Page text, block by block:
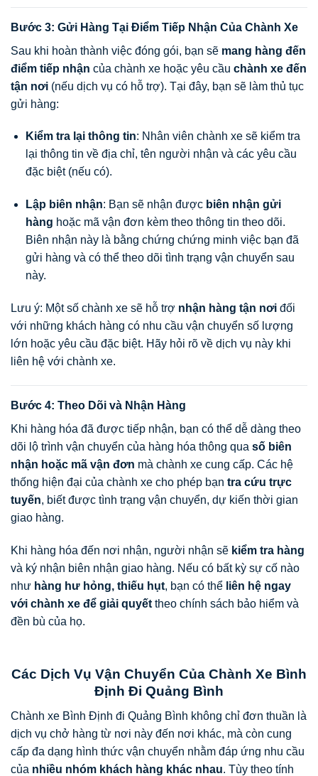
Bước 3: Gửi Hàng Tại Điểm Tiếp Nhận Của Chành Xe
Sau khi hoàn thành việc đóng gói, bạn sẽ mang hàng đến
điểm tiếp nhận của chành xe hoặc yêu cầu chành xe đến
tận nơi (nếu dịch vụ có hỗ trợ). Tại đây, bạn sẽ làm thủ tục
gửi hàng:
Kiểm tra lại thông tin: Nhân viên chành xe sẽ kiểm tra
lại thông tin về địa chỉ, tên người nhận và các yêu cầu
đặc biệt (nếu có).
Lập biên nhận: Bạn sẽ nhận được biên nhận gửi
hàng hoặc mã vận đơn kèm theo thông tin theo dõi.
Biên nhận này là bằng chứng chứng minh việc bạn đã
gửi hàng và có thể theo dõi tình trạng vận chuyển sau
này.
Lưu ý: Một số chành xe sẽ hỗ trợ nhận hàng tận nơi đối
với những khách hàng có nhu cầu vận chuyển số lượng
lớn hoặc yêu cầu đặc biệt. Hãy hỏi rõ về dịch vụ này khi
liên hệ với chành xe.
Bước 4: Theo Dõi và Nhận Hàng
Khi hàng hóa đã được tiếp nhận, bạn có thể dễ dàng theo
dõi lộ trình vận chuyển của hàng hóa thông qua số biên
nhận hoặc mã vận đơn mà chành xe cung cấp. Các hệ
thống hiện đại của chành xe cho phép bạn tra cứu trực
tuyến, biết được tình trạng vận chuyển, dự kiến thời gian
giao hàng.
Khi hàng hóa đến nơi nhận, người nhận sẽ kiểm tra hàng
và ký nhận biên nhận giao hàng. Nếu có bất kỳ sự cố nào
như hàng hư hỏng, thiếu hụt, bạn có thể liên hệ ngay
với chành xe để giải quyết theo chính sách bảo hiểm và
đền bù của họ.
Các Dịch Vụ Vận Chuyển Của Chành Xe Bình
Định Đi Quảng Bình
Chành xe Bình Định đi Quảng Bình không chỉ đơn thuần là
dịch vụ chở hàng từ nơi này đến nơi khác, mà còn cung
cấp đa dạng hình thức vận chuyển nhằm đáp ứng nhu cầu
của nhiều nhóm khách hàng khác nhau. Tùy theo tính